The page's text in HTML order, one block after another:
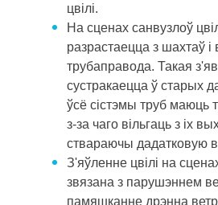
цвілі.
На сценах санвузлоў
разрастаецца з шахтаў і
трубаправода. Такая
сустракаецца ў старых
ўсё сістэмы труб маюць
з-за чаго вільгаць з іх
ствараючы дадатковую
З'яўленне цвілі на
звязана з парушэннем
памяшканне дрэнна